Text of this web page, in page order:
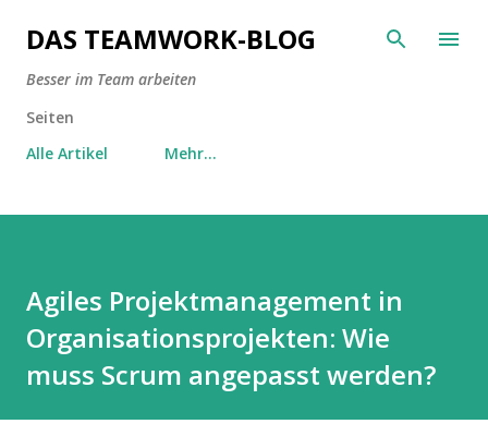
Direkt zum Hauptbereich
DAS TEAMWORK-BLOG
Besser im Team arbeiten
Seiten
Alle Artikel
Mehr…
Agiles Projektmanagement in
Organisationsprojekten: Wie
muss Scrum angepasst werden?